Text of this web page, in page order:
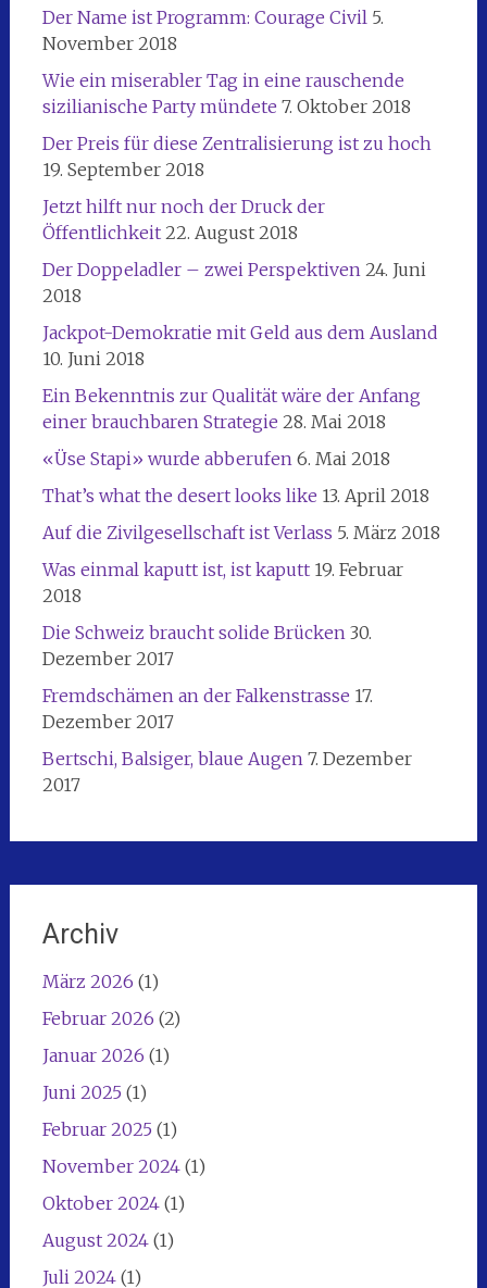
Der Name ist Programm: Courage Civil 5.
November 2018
Wie ein miserabler Tag in eine rauschende
sizilianische Party mündete 7. Oktober 2018
Der Preis für diese Zentralisierung ist zu hoch
19. September 2018
Jetzt hilft nur noch der Druck der
Öffentlichkeit 22. August 2018
Der Doppeladler – zwei Perspektiven 24. Juni
2018
Jackpot-Demokratie mit Geld aus dem Ausland
10. Juni 2018
Ein Bekenntnis zur Qualität wäre der Anfang
einer brauchbaren Strategie 28. Mai 2018
«Üse Stapi» wurde abberufen 6. Mai 2018
That’s what the desert looks like 13. April 2018
Auf die Zivilgesellschaft ist Verlass 5. März 2018
Was einmal kaputt ist, ist kaputt 19. Februar
2018
Die Schweiz braucht solide Brücken 30.
Dezember 2017
Fremdschämen an der Falkenstrasse 17.
Dezember 2017
Bertschi, Balsiger, blaue Augen 7. Dezember
2017
Archiv
März 2026 (1)
Februar 2026 (2)
Januar 2026 (1)
Juni 2025 (1)
Februar 2025 (1)
November 2024(1)
Oktober 2024(1)
August 2024(1)
Juli 2024(1)